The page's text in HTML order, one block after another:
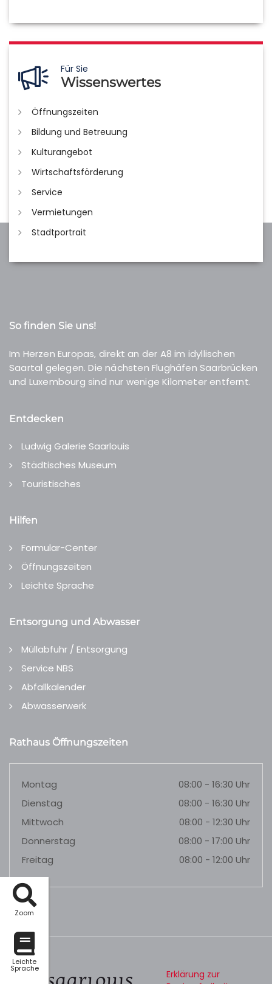
Zoom
Leichte
Sprache
Für Sie
Wissenswertes
Öffnungszeiten
Bildung und Betreuung
Kulturangebot
Wirtschaftsförderung
Service
Vermietungen
Stadtportrait
So finden Sie uns!
Im Herzen Europas, direkt an der A8 im idyllischen
Saartal gelegen. Die nächsten Flughäfen Saarbrücken
und Luxembourg sind nur wenige Kilometer entfernt.
Entdecken
Ludwig Galerie Saarlouis
Städtisches Museum
Touristisches
Hilfen
Formular-Center
Öffnungszeiten
Leichte Sprache
Entsorgung und Abwasser
Müllabfuhr / Entsorgung
Service NBS
Abfallkalender
Abwasserwerk
Rathaus Öffnungszeiten
Montag
08:00 - 16:30 Uhr
Dienstag
08:00 - 16:30 Uhr
Mittwoch
08:00 - 12:30 Uhr
Donnerstag
08:00 - 17:00 Uhr
Freitag
08:00 - 12:00 Uhr
Erklärung zur